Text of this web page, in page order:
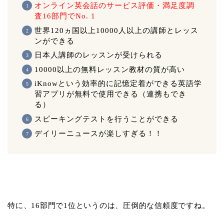
オンライン英会話のサービス評価・満足度調
査16部門でNo. 1
世界120ヵ国以上10000人以上の講師とレッス
ンができる
日本人講師のレッスンが受けられる
10000以上の無料レッスン教材の質が高い
iKnowという効率的に記憶定着ができる英語学
習アプリが無料で使用できる（連携もでき
る）
スピーキングテストを行うことができる
デイリーニュースが楽しすぎる！！
特に、16部門で1位というのは、圧倒的な信頼度ですね。